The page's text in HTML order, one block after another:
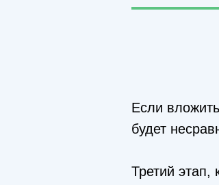
Если
будет
Третий этап,